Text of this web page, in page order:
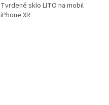
Tvrdené sklo LITO na mobil
iPhone XR